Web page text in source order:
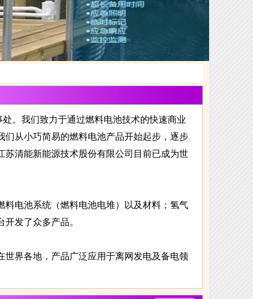
。我们致力于通过燃料电池技术的快速商业
从小巧简易的燃料电池产品开始起步，逐步
清能新能源技术股份有限公司目前已成为世
电池系统（燃料电池电堆）以及材料；氢气
发了众多产品。
界各地，产品广泛应用于离网发电及备电领